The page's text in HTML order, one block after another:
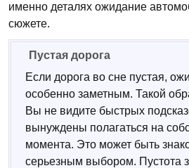
именно деталях ожидание
сюжете.
Пустая дорога
Если дорога во сне пустая,
особенно заметным. Такой
Вы не видите быстрых
вынуждены полагаться на
момента. Это может быть
серьезным выбором. Пустота